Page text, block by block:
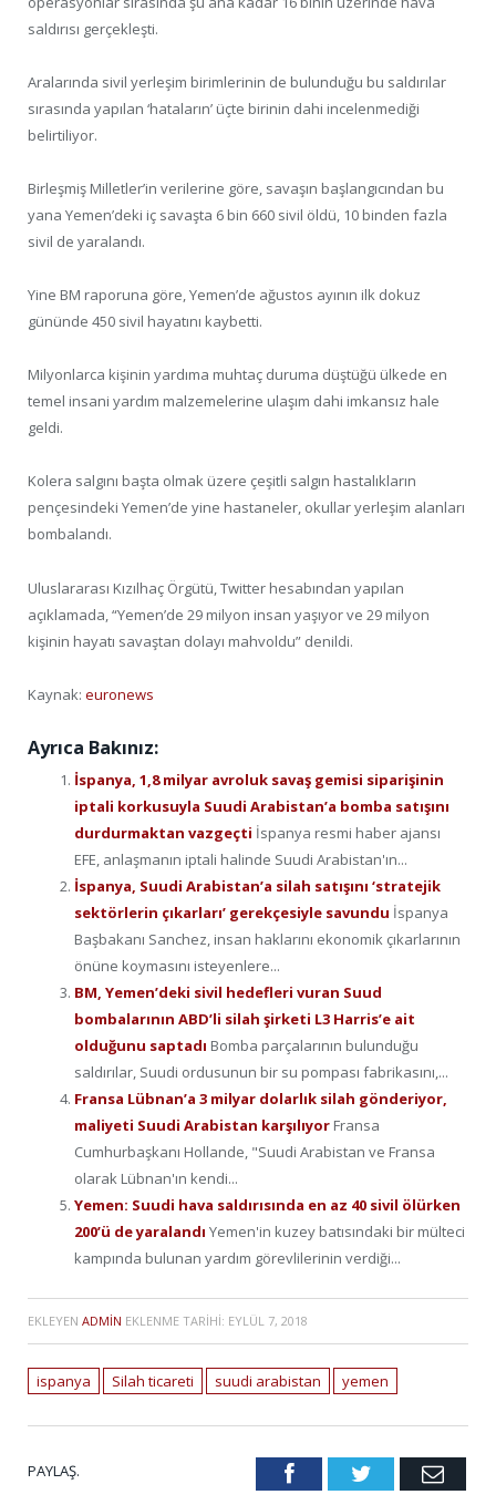
saldırısı gerçekleşti.
Aralarında sivil yerleşim birimlerinin de bulunduğu bu saldırılar
sırasında yapılan ‘hataların’ üçte birinin dahi incelenmediği
belirtiliyor.
Birleşmiş Milletler’in verilerine göre, savaşın başlangıcından bu
yana Yemen’deki iç savaşta 6 bin 660 sivil öldü, 10 binden fazla
sivil de yaralandı.
Yine BM raporuna göre, Yemen’de ağustos ayının ilk dokuz
gününde 450 sivil hayatını kaybetti.
Milyonlarca kişinin yardıma muhtaç duruma düştüğü ülkede en
temel insani yardım malzemelerine ulaşım dahi imkansız hale
geldi.
Kolera salgını başta olmak üzere çeşitli salgın hastalıkların
pençesindeki Yemen’de yine hastaneler, okullar yerleşim alanları
bombalandı.
Uluslararası Kızılhaç Örgütü, Twitter hesabından yapılan
açıklamada, “Yemen’de 29 milyon insan yaşıyor ve 29 milyon
kişinin hayatı savaştan dolayı mahvoldu” denildi.
Kaynak: euronews
Ayrıca Bakınız:
İspanya, 1,8 milyar avroluk savaş gemisi siparişinin
iptali korkusuyla Suudi Arabistan’a bomba satışını
durdurmaktan vazgeçti İspanya resmi haber ajansı
EFE, anlaşmanın iptali halinde Suudi Arabistan'ın...
İspanya, Suudi Arabistan’a silah satışını ‘stratejik
sektörlerin çıkarları’ gerekçesiyle savundu İspanya
Başbakanı Sanchez, insan haklarını ekonomik çıkarlarının
önüne koymasını isteyenlere...
BM, Yemen’deki sivil hedefleri vuran Suud
bombalarının ABD’li silah şirketi L3 Harris’e ait
olduğunu saptadı Bomba parçalarının bulunduğu
saldırılar, Suudi ordusunun bir su pompası fabrikasını,...
Fransa Lübnan’a 3 milyar dolarlık silah gönderiyor,
maliyeti Suudi Arabistan karşılıyor Fransa
Cumhurbaşkanı Hollande, "Suudi Arabistan ve Fransa
olarak Lübnan'ın kendi...
Yemen: Suudi hava saldırısında en az 40 sivil ölürken
200’ü de yaralandı Yemen'in kuzey batısındaki bir mülteci
kampında bulunan yardım görevlilerinin verdiği...
EKLEYEN ADMIN EKLENME TARIHI: EYLÜL 7, 2018
ispanya Silah ticareti suudi arabistan yemen
PAYLAŞ. FacebookTwitter Email